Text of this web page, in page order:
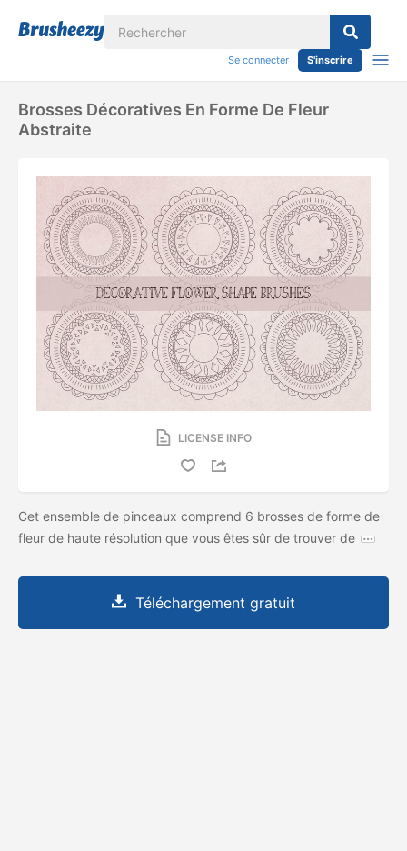
Se connecter S'inscrire
Brosses Décoratives En Forme De Fleur
Abstraite
LICENSE INFO
Cet ensemble de pinceaux comprend 6 brosses de forme de
fleur de haute résolution que vous êtes sûr de trouver de
Téléchargement gratuit